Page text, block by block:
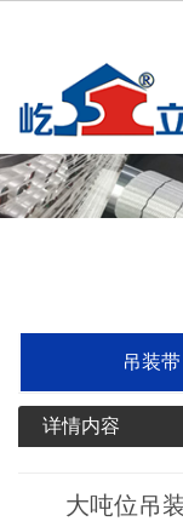
吊装带
详情内容
大吨位吊